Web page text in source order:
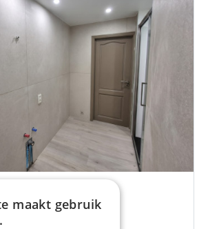
maakt gebruik